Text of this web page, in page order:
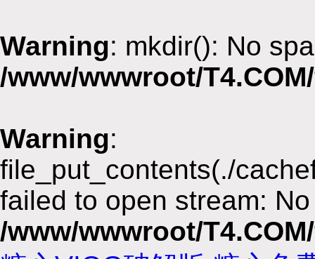
Warning: mkdir(): No
/www/wwwroot/
Warning:
file_put_contents(./
failed to open stream:
/www/wwwroot/